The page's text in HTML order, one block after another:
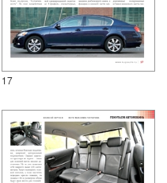
17